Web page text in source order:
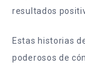
resultados
Estas historias
poderosos de